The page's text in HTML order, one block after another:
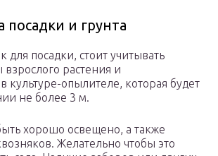
посадки и грунта
для посадки, стоит учитывать
растения и
культуре-опылителе, которая будет
не более 3 м.
хорошо освещено, а также
Желательно чтобы это